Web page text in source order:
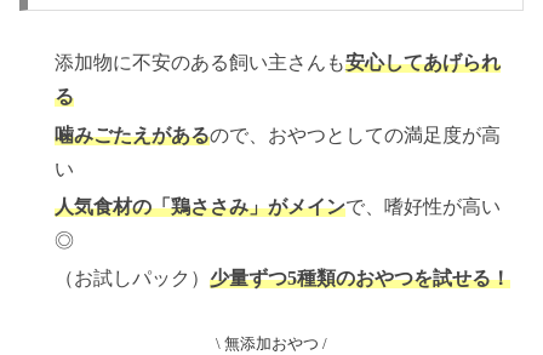
添加物に不安のある飼い主さんも安心してあげられ
る
噛みごたえがあるので、おやつとしての満足度が高
い
人気食材の「鶏ささみ」がメインで、嗜好性が高い
◎
（お試しパック）少量ずつ5種類のおやつを試せる！
\ 無添加おやつ /